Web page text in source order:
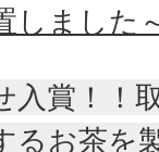
しました
入賞！！
るお茶を